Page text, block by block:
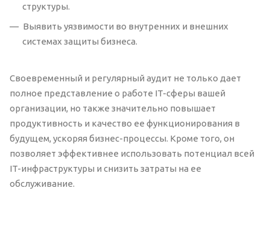
структуры.
Выявить уязвимости во внутренних и внешних
системах защиты бизнеса.
Своевременный и регулярный аудит не только дает
полное представление о работе IT-сферы вашей
организации, но также значительно повышает
продуктивность и качество ее функционирования в
будущем, ускоряя бизнес-процессы. Кроме того, он
позволяет эффективнее использовать потенциал всей
IT-инфраструктуры и снизить затраты на ее
обслуживание.